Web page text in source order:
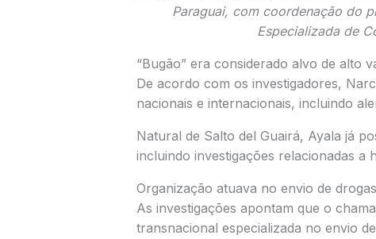
Paraguai, com coordenação do
Especializada de
“Bugão” era considerado alvo de alto
De acordo com os investigadores,
nacionais e internacionais, incluindo
Natural de Salto del Guairá, Ayala já
incluindo investigações relacionadas a
Organização atuava no envio de
As investigações apontam que o
transnacional especializada no envio